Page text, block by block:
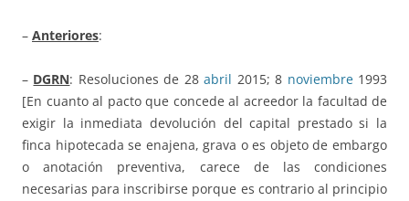
– Anteriores:
– DGRN: Resoluciones de 28abril 2015; 8 noviembre1993
[En cuanto al pacto que concede al acreedor la facultad de
exigir la inmediata devolución del capital prestado si la
finca hipotecada se enajena, grava o es objeto de embargo
o anotación preventiva, carece de las condiciones
necesarias para inscribirse porque es contrario al principio